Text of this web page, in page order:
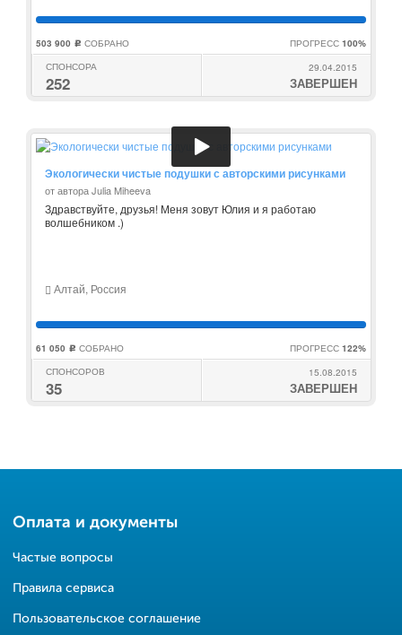
503 900 c СОБРАНО ПРОГРЕСС 100%
СПОНСОРА
252
29.04.2015
ЗАВЕРШЕН
Экологически чистые подушки с авторскими рисунками
от автора Julia Miheeva
Здравствуйте, друзья! Меня зовут Юлия и я работаю
волшебником .)
Алтай, Россия
61 050 c СОБРАНО ПРОГРЕСС 122%
СПОНСОРОВ
35
15.08.2015
ЗАВЕРШЕН
Оплата и документы
Частые вопросы
Правила сервиса
Пользовательское соглашение